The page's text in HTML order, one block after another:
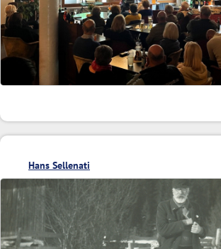
Hans Sellenati